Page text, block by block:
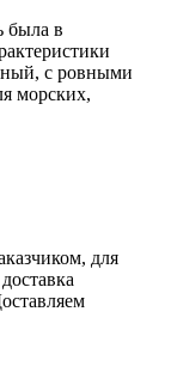
была в
с ровными
морских,
для